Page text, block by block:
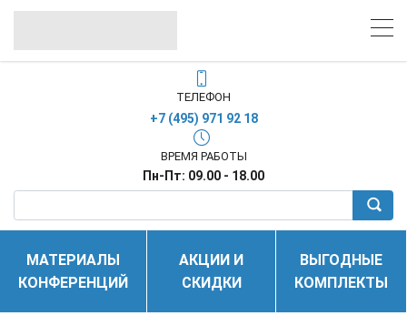
ТЕЛЕФОН
+7 (495) 971 92 18
ВРЕМЯ РАБОТЫ
Пн-Пт: 09.00 - 18.00
МАТЕРИАЛЫ
КОНФЕРЕНЦИЙ
АКЦИИ И
СКИДКИ
ВЫГОДНЫЕ
КОМПЛЕКТЫ